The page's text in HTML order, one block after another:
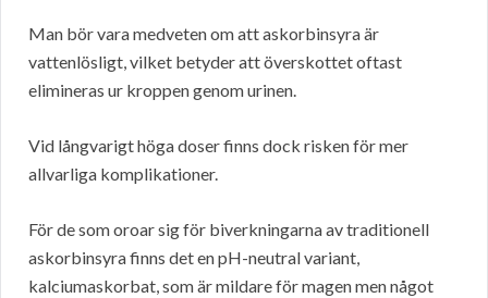
Man bör vara medveten om att askorbinsyra är
vattenlösligt, vilket betyder att överskottet oftast
elimineras ur kroppen genom urinen.
Vid långvarigt höga doser finns dock risken för mer
allvarliga komplikationer.
För de som oroar sig för biverkningarna av traditionell
askorbinsyra finns det en pH-neutral variant,
kalciumaskorbat, som är mildare för magen men något